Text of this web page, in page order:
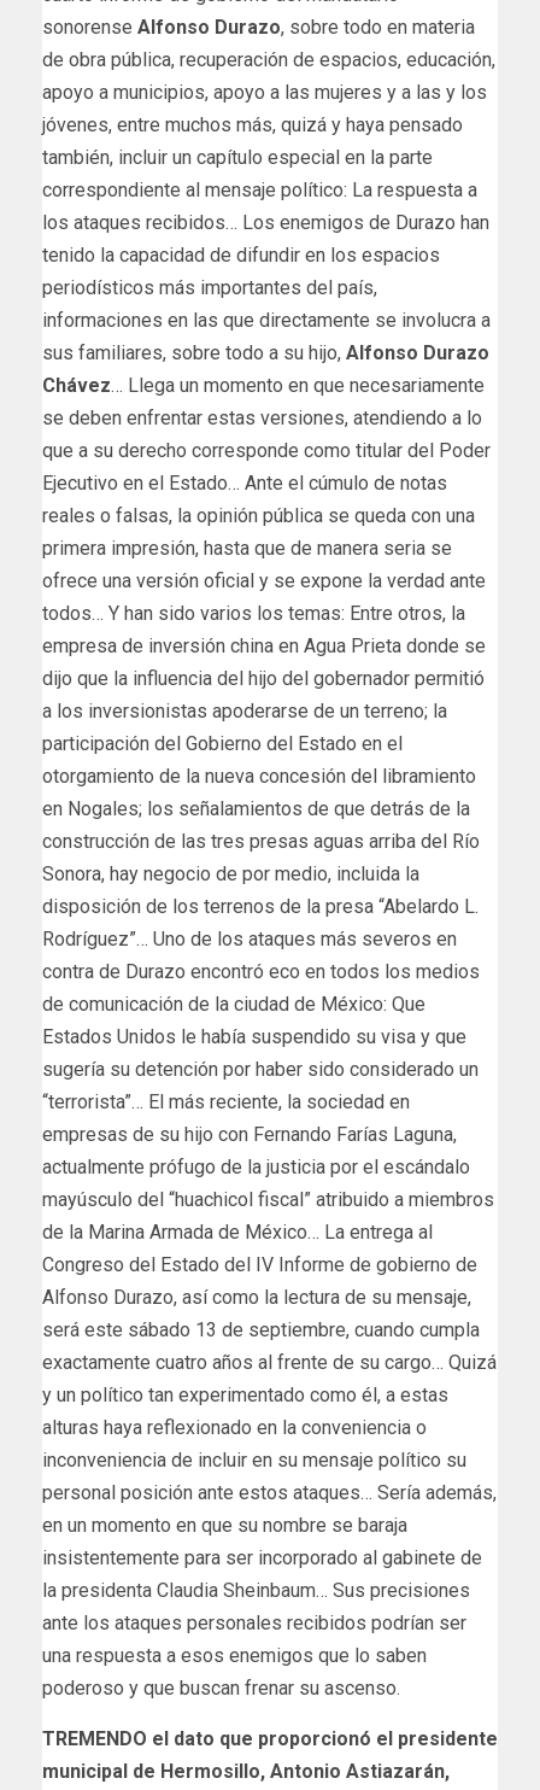
sonorense Alfonso Durazo, sobre todo en materia
de obra pública, recuperación de espacios, educación,
apoyo a municipios, apoyo a las mujeres y a las y los
jóvenes, entre muchos más, quizá y haya pensado
también, incluir un capítulo especial en la parte
correspondiente al mensaje político: La respuesta a
los ataques recibidos… Los enemigos de Durazo han
tenido la capacidad de difundir en los espacios
periodísticos más importantes del país,
informaciones en las que directamente se involucra a
sus familiares, sobre todo a su hijo, Alfonso Durazo
Chávez… Llega un momento en que necesariamente
se deben enfrentar estas versiones, atendiendo a lo
que a su derecho corresponde como titular del Poder
Ejecutivo en el Estado… Ante el cúmulo de notas
reales o falsas, la opinión pública se queda con una
primera impresión, hasta que de manera seria se
ofrece una versión oficial y se expone la verdad ante
todos… Y han sido varios los temas: Entre otros, la
empresa de inversión china en Agua Prieta donde se
dijo que la influencia del hijo del gobernador permitió
a los inversionistas apoderarse de un terreno; la
participación del Gobierno del Estado en el
otorgamiento de la nueva concesión del libramiento
en Nogales; los señalamientos de que detrás de la
construcción de las tres presas aguas arriba del Río
Sonora, hay negocio de por medio, incluida la
disposición de los terrenos de la presa “Abelardo L.
Rodríguez”… Uno de los ataques más severos en
contra de Durazo encontró eco en todos los medios
de comunicación de la ciudad de México: Que
Estados Unidos le había suspendido su visa y que
sugería su detención por haber sido considerado un
“terrorista”… El más reciente, la sociedad en
empresas de su hijo con Fernando Farías Laguna,
actualmente prófugo de la justicia por el escándalo
mayúsculo del “huachicol fiscal” atribuido a miembros
de la Marina Armada de México… La entrega al
Congreso del Estado del IV Informe de gobierno de
Alfonso Durazo, así como la lectura de su mensaje,
será este sábado 13 de septiembre, cuando cumpla
exactamente cuatro años al frente de su cargo… Quizá
y un político tan experimentado como él, a estas
alturas haya reflexionado en la conveniencia o
inconveniencia de incluir en su mensaje político su
personal posición ante estos ataques… Sería además,
en un momento en que su nombre se baraja
insistentemente para ser incorporado al gabinete de
la presidenta Claudia Sheinbaum… Sus precisiones
ante los ataques personales recibidos podrían ser
una respuesta a esos enemigos que lo saben
poderoso y que buscan frenar su ascenso.
TREMENDO el dato que proporcionó el presidente
municipal de Hermosillo, Antonio Astiazarán,